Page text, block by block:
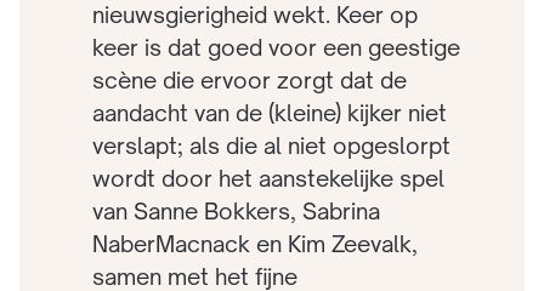
nieuwsgierigheid wekt. Keer op
keer is dat goed voor een geestige
scène die ervoor zorgt dat de
aandacht van de (kleine) kijker niet
verslapt; als die al niet opgeslorpt
wordt door het aanstekelijke spel
van Sanne Bokkers, Sabrina
NaberMacnack en Kim Zeevalk,
samen met het fijne